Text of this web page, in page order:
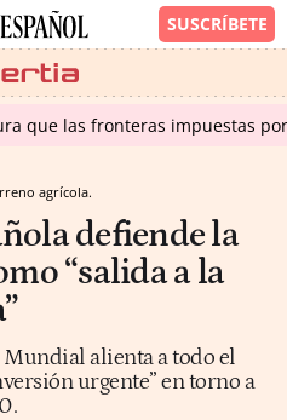
que las fronteras impuestas
agrícola.
defiende la
“salida a la
Mundial alienta a todo el
urgente” en torno a